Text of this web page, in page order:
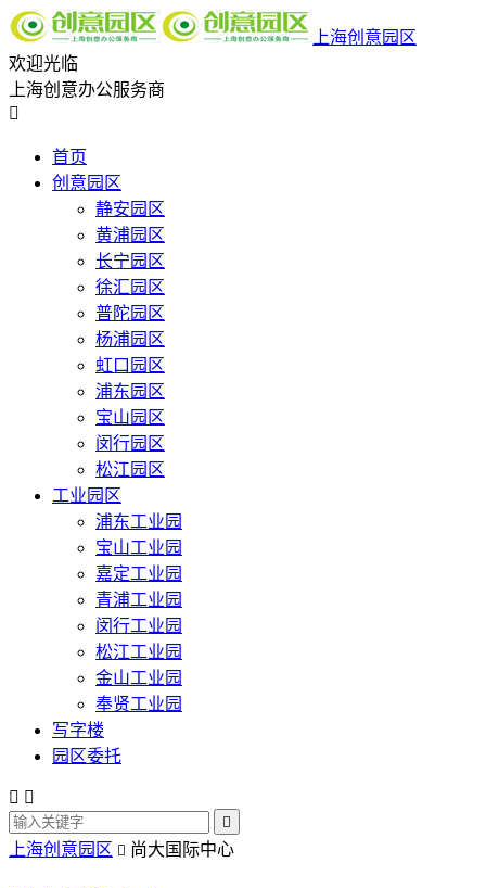
上海创意园区
欢迎光临
上海创意办公服务商

首页
创意园区
静安园区
黄浦园区
长宁园区
徐汇园区
普陀园区
杨浦园区
虹口园区
浦东园区
宝山园区
闵行园区
松江园区
工业园区
浦东工业园
宝山工业园
嘉定工业园
青浦工业园
闵行工业园
松江工业园
金山工业园
奉贤工业园
写字楼
园区委托
 

上海创意园区  尚大国际中心